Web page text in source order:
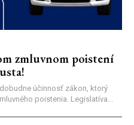
zmluvnom poistení
účinnosť zákon, ktorý
poistenia. Legislatíva...